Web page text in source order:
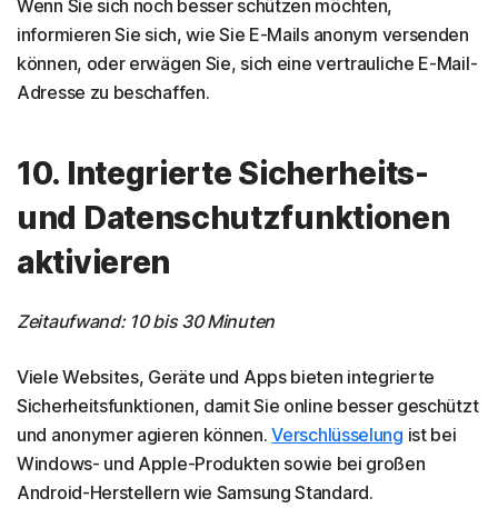
Wenn Sie sich noch besser schützen möchten,
informieren Sie sich, wie Sie E-Mails anonym versenden
können, oder erwägen Sie, sich eine vertrauliche E-Mail-
Adresse zu beschaffen.
10. Integrierte Sicherheits-
und Datenschutzfunktionen
aktivieren
Zeitaufwand: 10 bis 30 Minuten
Viele Websites, Geräte und Apps bieten integrierte
Sicherheitsfunktionen, damit Sie online besser geschützt
und anonymer agieren können.Verschlüsselung ist bei
Windows- und Apple-Produkten sowie bei großen
Android-Herstellern wie Samsung Standard.